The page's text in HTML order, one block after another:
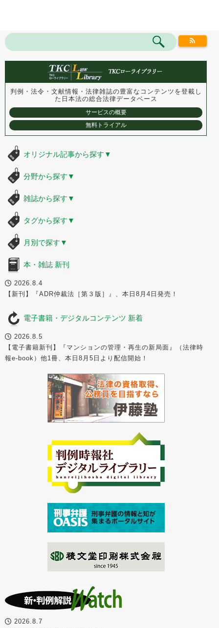
判例・法令・文献情報・法律雑誌の豊富なコンテンツを登載し
た 日本法の総合法律データベース
サービスの概要
無料トライアル
オリジナル記事から探す ▼
分野から探す ▼
雑誌から探す ▼
タグから探す ▼
月別で探す ▼
本・雑誌 新刊
2026.8.4
【新刊】『ADR仲裁法［第３版］』、本日8月4日発売！
電子書籍・デジタルコンテンツ 新着
2026.8.5
【電子書籍新刊】『マンションの管理・再生の新局面』（法律時
報e-book）他1冊、本日8月5日より配信開始！
2026.8.7